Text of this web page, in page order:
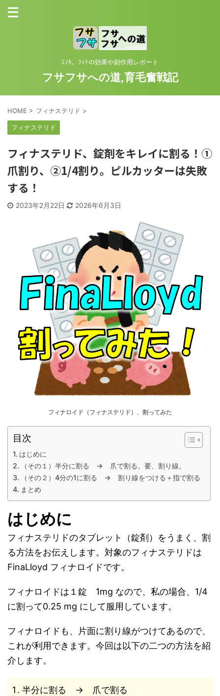
ﾐﾉｷ、ﾌｨﾅの効果や副作用レポート
フサフサへの道,育毛奮戦記
HOME > フィナステリド >
フィナステリド
フィナステリド、錠剤をキレイに割る！①
爪割り、②1/4割り。ピルカッターは失敗
する！
2023年2月22日 2026年6月3日
フィナロイド（フィナステリド）、割ってみた
目次
はじめに
（その１）半分に割る → 爪で割る。要、割り線。
（その２）4分の1に割る → 割り線をつける＋指で割る
まとめ
はじめに
フィナステリドのタブレット（錠剤）をうまく、割
る方法をお伝えします。対象のフィナステリドは
FinaLloyd フィナロイドです。
フィナロイドは１錠 1mg なので、私の場合、1/4
に割って0.25 mg にして服用しています。
フィナロイドも、片面に割り線がつけてあるので、
これが利用できます。今回は以下の二つの方法を紹
介します。
半分に割る → 爪で割る